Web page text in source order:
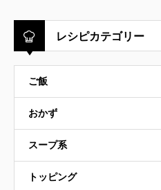
レシピカテゴリー
ご飯
おかず
スープ系
トッピング